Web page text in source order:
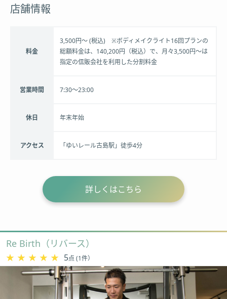
店舗情報
料金
3,500円～ (税込) ※ボディメイクライト16回プランの
総額料金は、140,200円（税込）で、月々3,500円～は
指定の信販会社を利用した分割料金
営業時間 7:30～23:00
休日 年末年始
アクセス 「ゆいレール古島駅」徒歩4分
詳しくはこちら
Re Birth（リバース）
★★★★★
★★★★★ 5点 (1件）